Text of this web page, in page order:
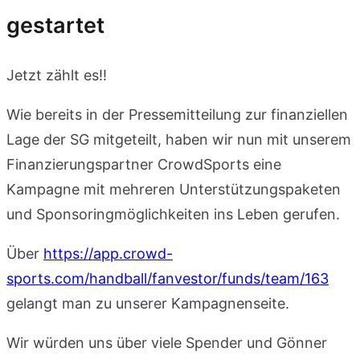
gestartet
Jetzt zählt es!!
Wie bereits in der Pressemitteilung zur finanziellen
Lage der SG mitgeteilt, haben wir nun mit unserem
Finanzierungspartner CrowdSports eine
Kampagne mit mehreren Unterstützungspaketen
und Sponsoringmöglichkeiten ins Leben gerufen.
Über https://app.crowd-
sports.com/handball/fanvestor/funds/team/163
gelangt man zu unserer Kampagnenseite.
Wir würden uns über viele Spender und Gönner